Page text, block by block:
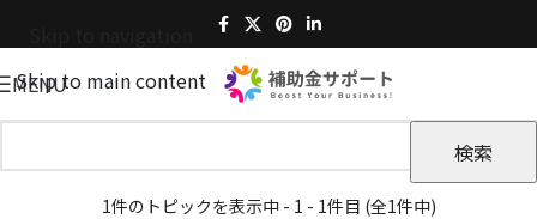
Skip to main content
MENU
1件のトピックを表示中 - 1 - 1件目 (全1件中)